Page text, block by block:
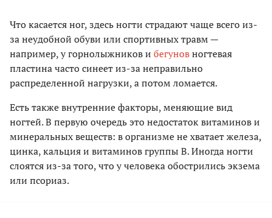
Что касается ног, здесь ногти страдают чаще всего из-
за неудобной обуви или спортивных травм —
например, у горнолыжников и бегуновногтевая
пластина часто синеет из-за неправильно
распределенной нагрузки, а потом ломается.
Есть также внутренние факторы, меняющие вид
ногтей. В первую очередь это недостаток витаминов и
минеральных веществ: в организме не хватает железа,
цинка, кальция и витаминов группы В. Иногда ногти
слоятся из-за того, что у человека обострились экзема
или псориаз.